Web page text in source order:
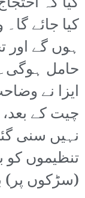
کیا جائے
ہوں گے اور
حامل
ایزا نے
چیت کے
نہیں سنی
تنظیموں
(سڑکوں پر)